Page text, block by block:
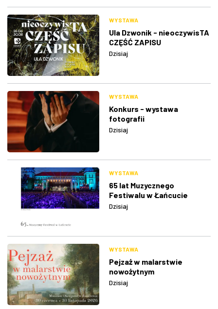
WYSTAWA
Ula Dzwonik - nieoczywisTA
CZĘŚĆ ZAPISU
Dzisiaj
WYSTAWA
Konkurs - wystawa
fotografii
Dzisiaj
WYSTAWA
65 lat Muzycznego
Festiwalu w Łańcucie
Dzisiaj
WYSTAWA
Pejzaż w malarstwie
nowożytnym
Dzisiaj